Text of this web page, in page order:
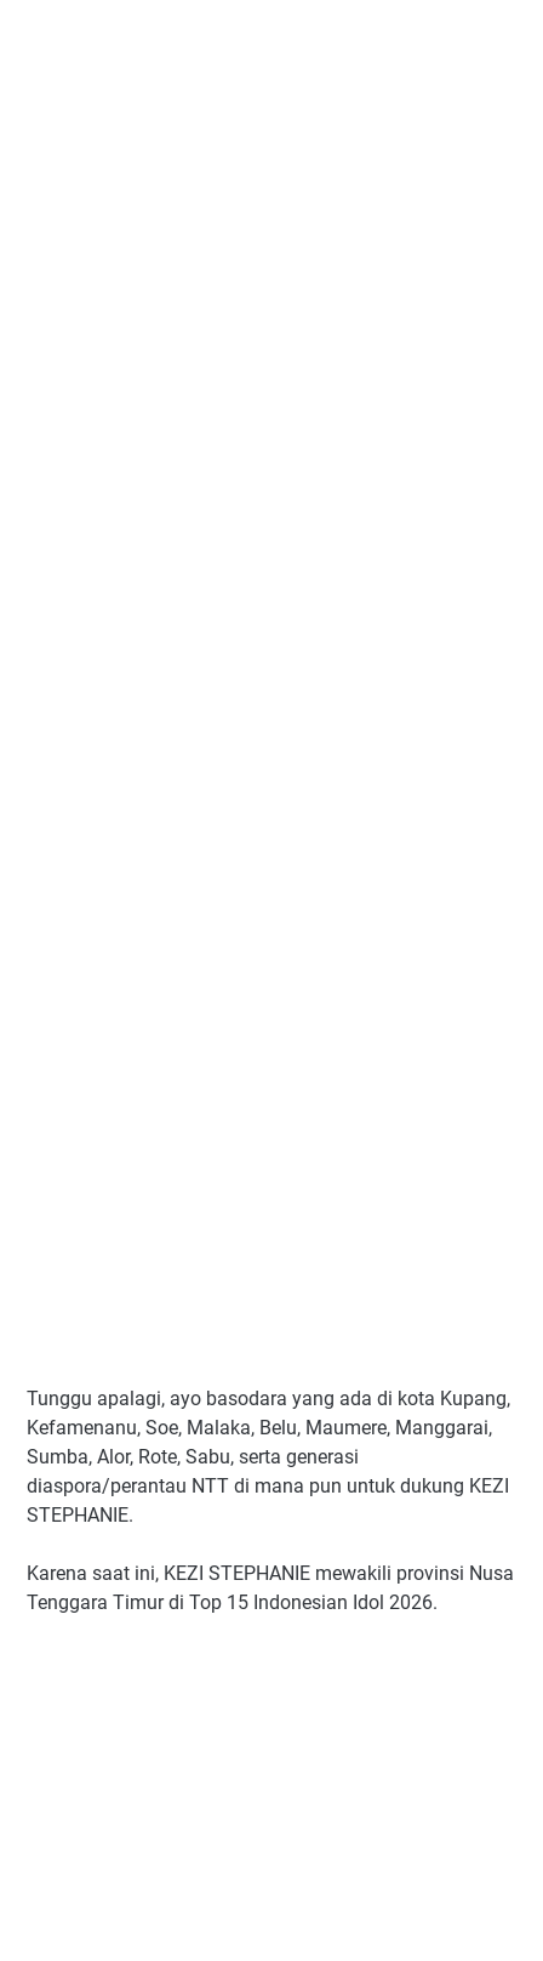
Tunggu apalagi, ayo basodara yang ada di kota Kupang,
Kefamenanu, Soe, Malaka, Belu, Maumere, Manggarai,
Sumba, Alor, Rote, Sabu, serta generasi
diaspora/perantau NTT di mana pun untuk dukung KEZI
STEPHANIE.
Karena saat ini, KEZI STEPHANIE mewakili provinsi Nusa
Tenggara Timur di Top 15 Indonesian Idol 2026.